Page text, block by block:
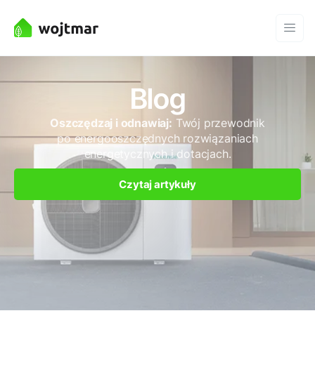
Blog
Oszczędzaj i odnawiaj: Twój przewodnik
po energooszczędnych rozwiązaniach
energetycznych i dotacjach.
Czytaj artykuły